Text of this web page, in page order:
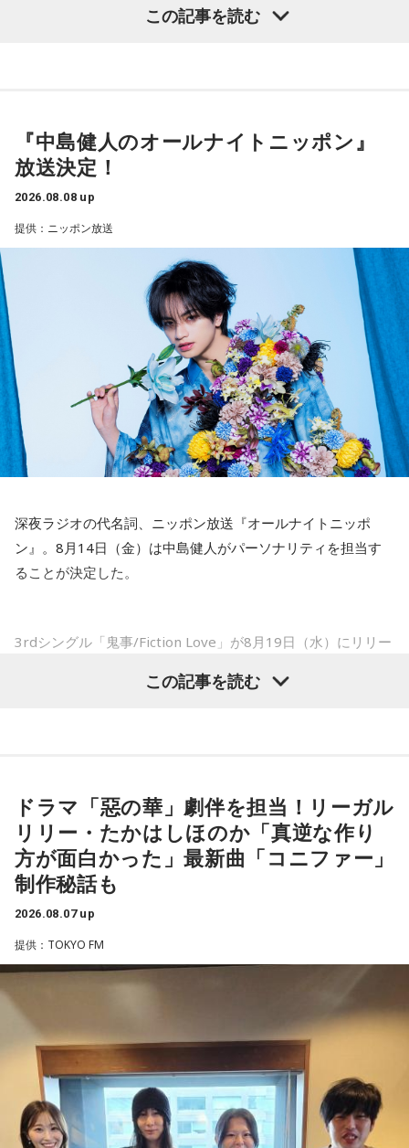
ジルは対戦相手が決まったときに「オランダじゃなくて良か
った」と思っていた。日本ということで、少しでも油断して
ているんだ。メンバーは違うかもしれないけれど、日本は力
があるんだぞ」と言って、油断しないように警戒させる。そ
して、「お前ら、（日本選手が）こんなことを言ってるぞ」
と塩貝選手のコメントを（起爆剤として）使うことが可能な
しないほうが良かったなと僕は思っています。
とはいえ、塩貝選手とはW杯が終わったときに違うところで
会いましたけど、本当に純粋なんですよ。全然悪気がないと
いうか。ただ、プロの選手としてそこまで考えてコメントす
るべきだったかなとは思います。
でもまだ若いですから。森保監督は“リバウンドメンタリテ
ィ”という言葉をよく使いますけど、何かうまくいかなかった
後のリアクションがすごく重要で、今後そこを塩貝選手は試
されるのかなと思いますし、その期待に応えるだけのものを
持っている選手だと思いますから、良いエネルギーに変えて
もらいたいなと思います。
----------------------------------------------------
この日の放送をradikoタイムフリーで聴く
※放送エリア外の方は、プレミアム会員の登録でご利用いた
だけます。
＜番組概要＞
番組名：SPORTS BEAT supported by TOYOTA
放送日時：毎週土曜 10:00～10:50
パーソナリティ：藤木直人、高見侑里
しい成績だったかと思いますが、「求めすぎずに自分のやる
――過去2年の苦労は昨シーズンに活きていたということです
ね。
山田「活きていると思います。ウエイトトレーニングなどで
身体作りができたと思うので、結果を出さないといけないと
ころで出せたというのはよかったと思います」
――2月の南郷キャンプ終盤で右肘痛が発覚した時の心境を教
山田「痛かったですし、手術のタイミングはすごく悩んだの
ですが、3月9日に手術をさせていただいた。痛いままプレー
をしていても成績も上がらないですし、自分としても不安を
抱えながらプレーをするのは嫌だったので、できるだけ早く
手術をして、早く復帰ができるようにというので決断しまし
た」
――以前から痛みはあったのでしょうか？
山田「痛みがない範囲でできていたのですが、痛みの場所が
動いてしまって、数ミリでも痛みの場所が動くだけで痛みが
変わってくるので」
――実戦復帰まで4ヶ月という診断のもと、ファームで最初に
ラーが出たり、身体との感覚がつながりずらかったりするな
かで、本当にトレーナーさんのおかげでうまくやっていただ
きました」
――石垣島で自主トレをともにした後輩である篠原響投手の
活躍をどうご覧になられましたか？
山田「球速がすごくて、僕も追いつけるように頑張ります」
2試合に登板してみていかがですか？
山田「自分の持ち味が出せて抑えられることができたので、
そこは1番よかったのかなと思います。試合で投げる、野球が
できる感謝というのも再び感じることができましたし、野球
が楽しかったですね」
この記事を読む
『中島健人のオールナイトニッポン』
放送決定！
2026.08.08 up
提供：ニッポン放送
深夜ラジオの代名詞、ニッポン放送『オールナイトニッポ
ン』。8月14日（金）は中島健人がパーソナリティを担当す
ることが決定した。
3rdシングル「鬼事/Fiction Love」が8月19日（水）にリリー
ティを初めて担当する。番組では、新曲「鬼事/Fiction
盛りだくさんの内容でお届けする一夜限りの特別番組『中島
健人のオールナイトニッポン』は8月14日(金)25時からニッポ
ン放送をキーステーションに全国ネットで放送。
■募集メール
TVアニメ『逃げ上手の若君』第2期オープニングテーマ「鬼
事」。中島健人はこの「鬼事」を「日々のイラッとした出来
事」や「心がザワザワした、モヤモヤした事」を表す言葉と
してカジュアルに使っています。そんな、あなたの周りで起
きた「鬼事」を教えてください。
中島健人が、どう立ち回ればよかったのか手を差し伸べま
す。
この記事を読む
ドラマ「惡の華」劇伴を担当！リーガル
リリー・たかはしほのか「真逆な作り
方が面白かった」最新曲「コニファー」
制作秘話も
2026.08.07 up
提供：TOKYO FM